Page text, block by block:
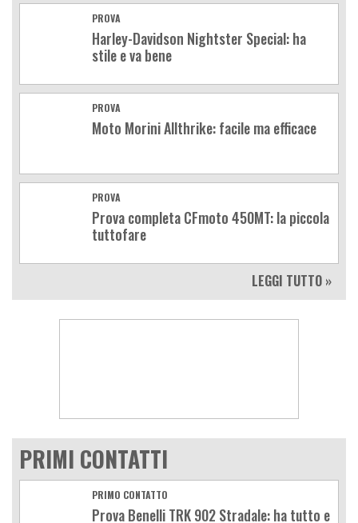
PROVA
Harley-Davidson Nightster Special: ha
stile e va bene
PROVA
Moto Morini Allthrike: facile ma efficace
PROVA
Prova completa CFmoto 450MT: la piccola
tuttofare
LEGGI TUTTO »
PRIMI CONTATTI
PRIMO CONTATTO
Prova Benelli TRK 902 Stradale: ha tutto e